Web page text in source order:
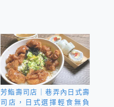
芳鮨壽司店｜巷弄內日式壽
司店，日式選擇輕食無負